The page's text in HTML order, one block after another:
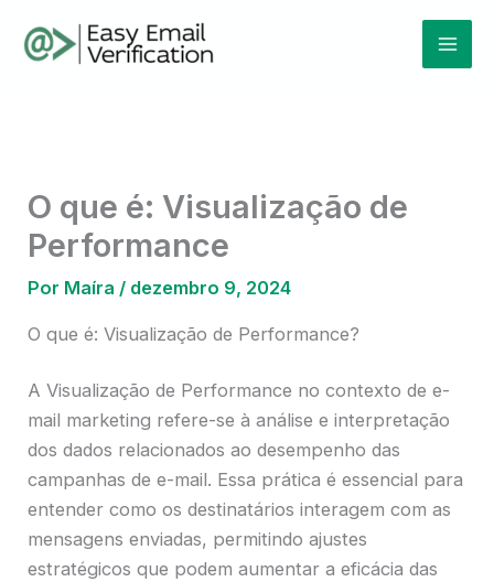
para
O que é: Visualização de
Performance
Por Maíra / dezembro 9, 2024
O que é: Visualização de Performance?
A Visualização de Performance no contexto de e-
mail marketing refere-se à análise e interpretação
dos dados relacionados ao desempenho das
campanhas de e-mail. Essa prática é essencial para
entender como os destinatários interagem com as
mensagens enviadas, permitindo ajustes
estratégicos que podem aumentar a eficácia das